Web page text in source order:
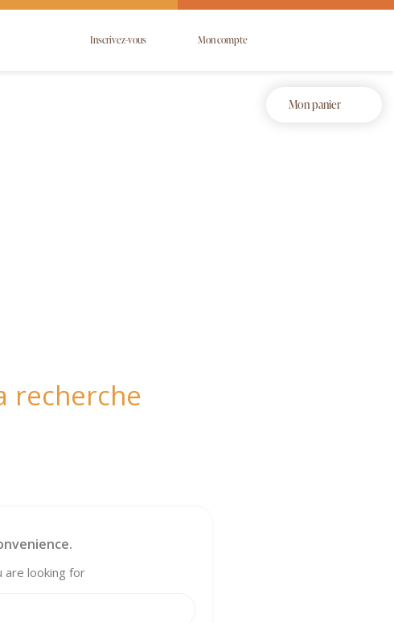
Inscrivez-vous Mon compte
Mon panier
recherche
are looking for